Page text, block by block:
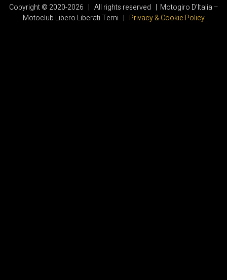
Copyright © 2020-2026 | All rights reserved | Motogiro D’Italia –
Motoclub Libero Liberati Terni | Privacy & Cookie Policy